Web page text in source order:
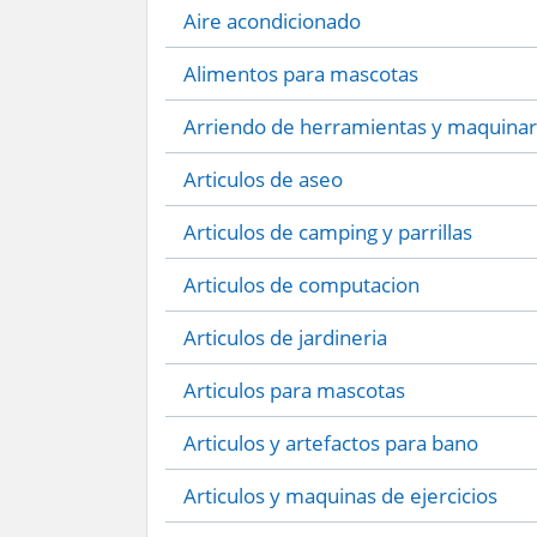
Aire acondicionado
Alimentos para mascotas
Arriendo de herramientas y
Articulos de aseo
Articulos de camping y parrillas
Articulos de computacion
Articulos de jardineria
Articulos para mascotas
Articulos y artefactos para bano
Articulos y maquinas de ejercicios